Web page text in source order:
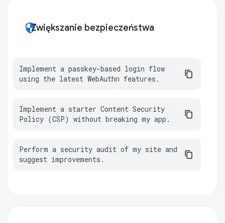
securityZwiększanie bezpieczeństwa
Implement a passkey-based login flow
using the latest WebAuthn features.
Implement a starter Content Security
Policy (CSP) without breaking my app.
Perform a security audit of my site and
suggest improvements.